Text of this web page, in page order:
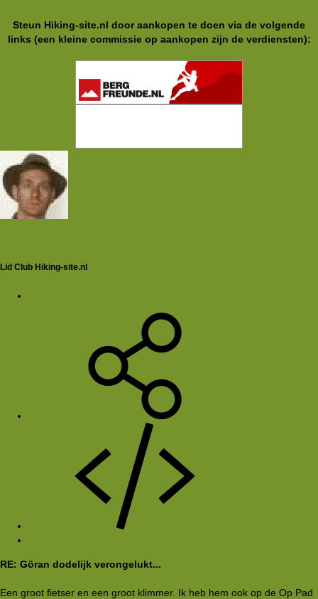
Steun Hiking-site.nl door aankopen te doen via de volgende
links (een kleine commissie op aankopen zijn de verdiensten):
Lid Club Hiking-site.nl
RE: Göran dodelijk verongelukt...
Een groot fietser en een groot klimmer. Ik heb hem ook op de Op Pad